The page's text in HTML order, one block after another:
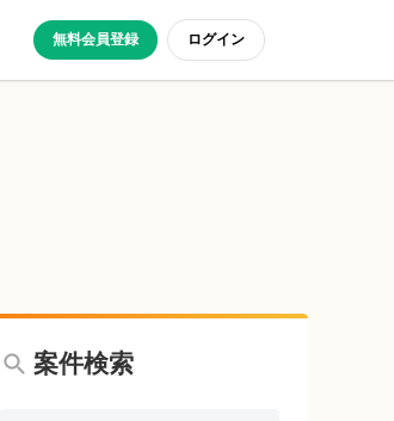
無料会員登録 ログイン
案件検索